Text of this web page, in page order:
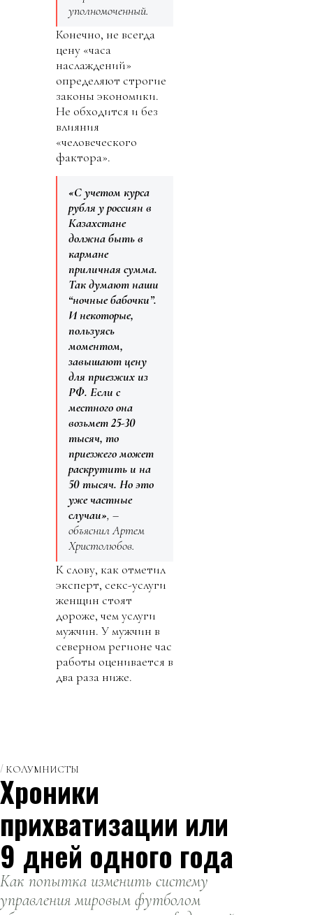
уполномоченный.
Конечно, не всегда
цену «часа
наслаждений»
определяют строгие
законы экономики.
Не обходится и без
влияния
«человеческого
фактора».
«С учетом курса
рубля у россиян в
Казахстане
должна быть в
кармане
приличная сумма.
Так думают наши
“ночные бабочки”.
И некоторые,
пользуясь
моментом,
завышают цену
для приезжих из
РФ. Если с
местного она
возьмет 25-30
тысяч, то
приезжего может
раскрутить и на
50 тысяч. Но это
уже частные
случаи», –
объяснил Артем
Христолюбов.
К слову, как отметил
эксперт, секс-услуги
женщин стоят
дороже, чем услуги
мужчин. У мужчин в
северном регионе час
работы оценивается в
два раза ниже.
КОЛУМНИСТЫ
Хроники
прихватизации или
9 дней одного года
Как попытка изменить систему
управления мировым футболом